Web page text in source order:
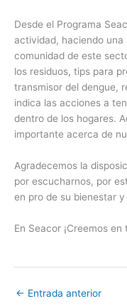
Desde el Programa
actividad, haciendo
comunidad de este
los residuos, tips para
transmisor del dengue,
indica las acciones a
dentro de los hogares.
importante acerca de
Agradecemos la
por escucharnos, por
en pro de su bienestar
En Seacor ¡Creemos
← Entrada anterior